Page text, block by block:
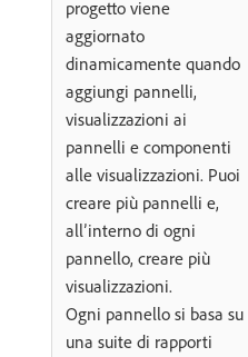
progetto viene
aggiornato
dinamicamente quando
aggiungi pannelli,
visualizzazioni ai
pannelli e componenti
alle visualizzazioni. Puoi
creare più pannelli e,
all’interno di ogni
pannello, creare più
visualizzazioni.
Ogni pannello si basa su
una suite di rapporti